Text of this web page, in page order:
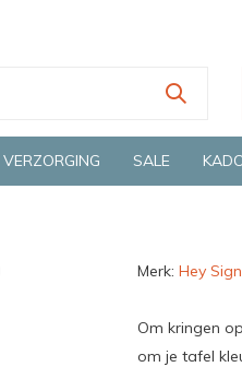
winkel in Deventer
VERZORGING SALE
Merk: Hey Sign
Om kringen
om je tafel